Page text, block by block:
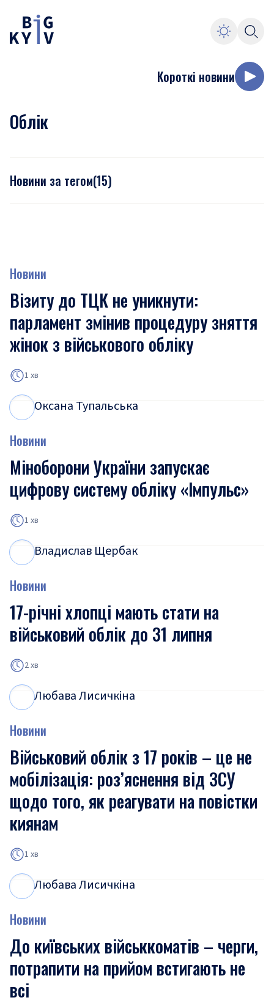
Короткі новини
Облік
Новини за тегом(15)
Новини
Візиту до ТЦК не уникнути:
парламент змінив процедуру зняття
жінок з військового обліку
1 хв
Оксана Тупальська
Новини
Міноборони України запускає
цифрову систему обліку «Імпульс»
1 хв
Владислав Щербак
Новини
17-річні хлопці мають стати на
військовий облік до 31 липня
2 хв
Любава Лисичкіна
Новини
Військовий облік з 17 років – це не
мобілізація: роз’яснення від ЗСУ
щодо того, як реагувати на повістки
киянам
1 хв
Любава Лисичкіна
Новини
До київських військкоматів – черги,
потрапити на прийом встигають не
всі